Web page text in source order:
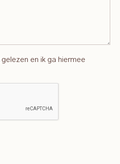
gelezen en ik ga hiermee